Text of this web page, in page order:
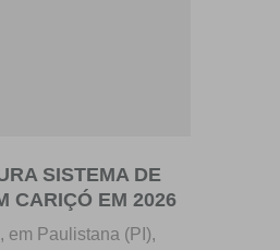
SISTEMA DE
CARIÇÓ EM 2026
em Paulistana (PI),